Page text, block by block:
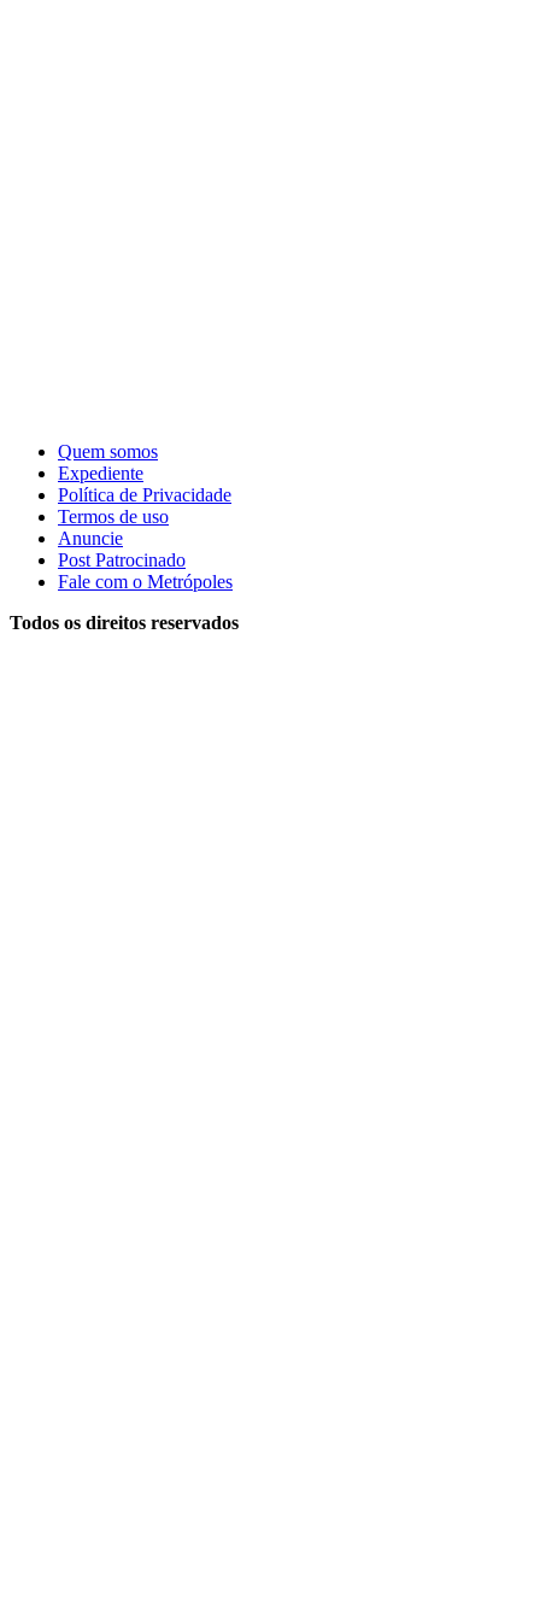
Quem somos
Expediente
Política de Privacidade
Termos de uso
Anuncie
Post Patrocinado
Fale com o Metrópoles
Todos os direitos reservados